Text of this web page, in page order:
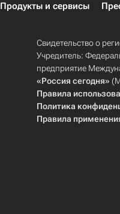
Продукты и сервисы
Свидетельство о
Учредитель:
предприятие
«Россия сегодня»
Правила
Политика
Правила